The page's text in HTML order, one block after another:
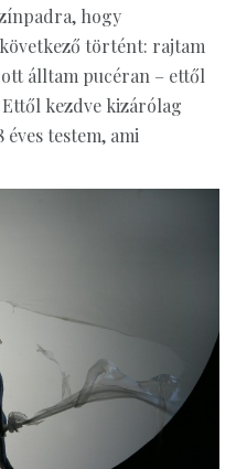
hogy
történt: rajtam
álltam pucéran – ettől
kezdve kizárólag
testem, ami